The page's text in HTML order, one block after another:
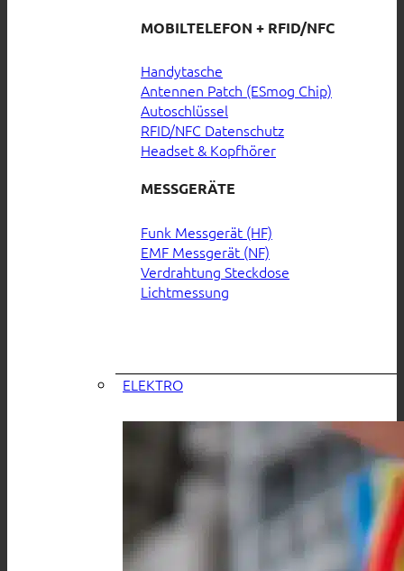
MOBILTELEFON + RFID/NFC
Handytasche
Antennen Patch (ESmog Chip)
Autoschlüssel
RFID/NFC Datenschutz
Headset & Kopfhörer
MESSGERÄTE
Funk Messgerät (HF)
EMF Messgerät (NF)
Verdrahtung Steckdose
Lichtmessung
ELEKTRO